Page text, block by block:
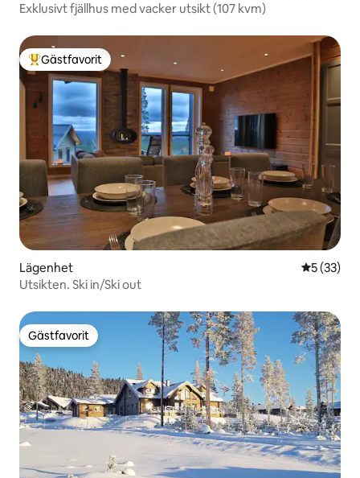
Exklusivt fjällhus med vacker utsikt (107 kvm)
Populär gästfavorit
Gästfavorit
Lägenhet 5 av 5 i
5 (33)
Utsikten. Ski in/Ski out
Gästfavorit
Gästfavorit